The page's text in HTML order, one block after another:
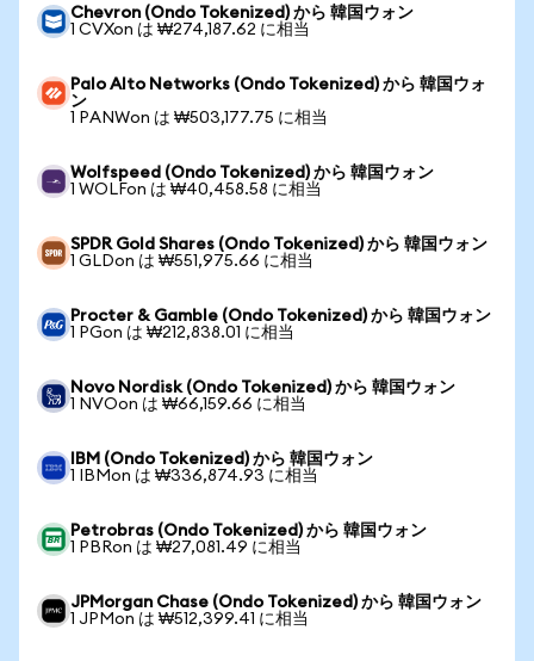
Chevron (Ondo Tokenized) から 韓国ウォン
1 CVXon は ₩274,187.62 に相当
Palo Alto Networks (Ondo Tokenized) から 韓国ウォ
ン
1 PANWon は ₩503,177.75 に相当
Wolfspeed (Ondo Tokenized) から 韓国ウォン
1 WOLFon は ₩40,458.58 に相当
SPDR Gold Shares (Ondo Tokenized) から 韓国ウォン
1 GLDon は ₩551,975.66 に相当
Procter & Gamble (Ondo Tokenized) から 韓国ウォン
1 PGon は ₩212,838.01 に相当
Novo Nordisk (Ondo Tokenized) から 韓国ウォン
1 NVOon は ₩66,159.66 に相当
IBM (Ondo Tokenized) から 韓国ウォン
1 IBMon は ₩336,874.93 に相当
Petrobras (Ondo Tokenized) から 韓国ウォン
1 PBRon は ₩27,081.49 に相当
JPMorgan Chase (Ondo Tokenized) から 韓国ウォン
1 JPMon は ₩512,399.41 に相当